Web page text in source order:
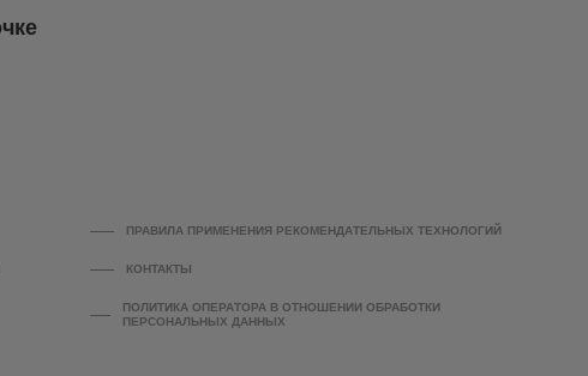
ПРАВИЛА ПРИМЕНЕНИЯ РЕКОМЕНДАТЕЛЬНЫХ ТЕХНОЛОГИЙ
КОНТАКТЫ
ПОЛИТИКА ОПЕРАТОРА В ОТНОШЕНИИ ОБРАБОТКИ
ПЕРСОНАЛЬНЫХ ДАННЫХ